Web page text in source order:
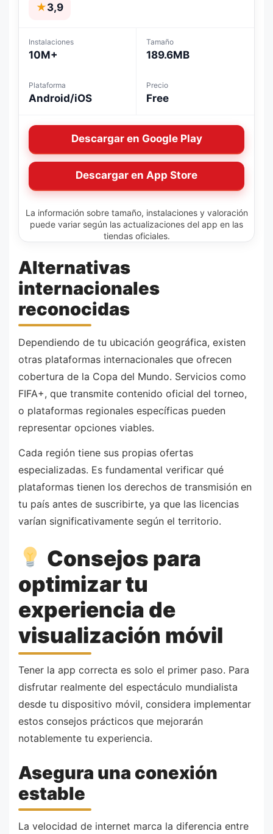
★3,9
Instalaciones
10M+
Tamaño
189.6MB
Plataforma
Android/iOS
Precio
Free
Descargar en Google Play
Descargar en App Store
La información sobre tamaño, instalaciones y valoración
puede variar según las actualizaciones del app en las
tiendas oficiales.
Alternativas
internacionales
reconocidas
Dependiendo de tu ubicación geográfica, existen
otras plataformas internacionales que ofrecen
cobertura de la Copa del Mundo. Servicios como
FIFA+, que transmite contenido oficial del torneo,
o plataformas regionales específicas pueden
representar opciones viables.
Cada región tiene sus propias ofertas
especializadas. Es fundamental verificar qué
plataformas tienen los derechos de transmisión en
tu país antes de suscribirte, ya que las licencias
varían significativamente según el territorio.
Consejos para
optimizar tu
experiencia de
visualización móvil
Tener la app correcta es solo el primer paso. Para
disfrutar realmente del espectáculo mundialista
desde tu dispositivo móvil, considera implementar
estos consejos prácticos que mejorarán
notablemente tu experiencia.
Asegura una conexión
estable
La velocidad de internet marca la diferencia entre